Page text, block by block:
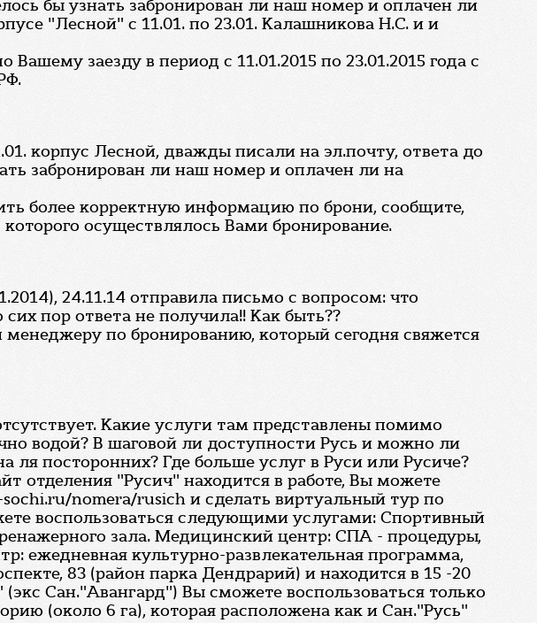
бы узнать забронирован ли наш номер и оплачен ли
"Лесной" с 11.01. по 23.01. Калашникова Н.С. и и
заезду в период с 11.01.2015 по 23.01.2015 года с
корпус Лесной, дважды писали на эл.почту, ответа до
забронирован ли наш номер и оплачен ли на
более корректную информацию по брони, сообщите,
осуществлялось Вами бронирование.
24.11.14 отправила письмо с вопросом: что
пор ответа не получила!! Как быть??
менеджеру по бронированию, который сегодня свяжется
Какие услуги там представлены помимо
водой? В шаговой ли доступности Русь и можно ли
ля посторонних? Где больше услуг в Руси или Русиче?
отделения "Русич" находится в работе, Вы можете
nomera/rusich и сделать виртуальный тур по
воспользоваться следующими услугами: Спортивный
зала. Медицинский центр: СПА - процедуры,
ежедневная культурно-развлекательная программа,
83 (район парка Дендрарий) и находится в 15 -20
Сан."Авангард") Вы сможете воспользоваться только
(около 6 га), которая расположена как и Сан."Русь"